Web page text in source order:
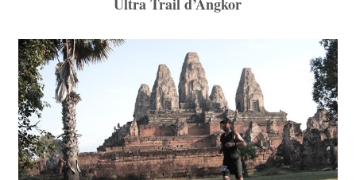
Ultra Trail d’Angkor